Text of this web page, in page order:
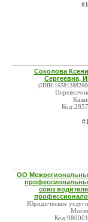
Соколова
Сергеевна,
Перевозчик ,
ОО
союз
Юридические услуги ,